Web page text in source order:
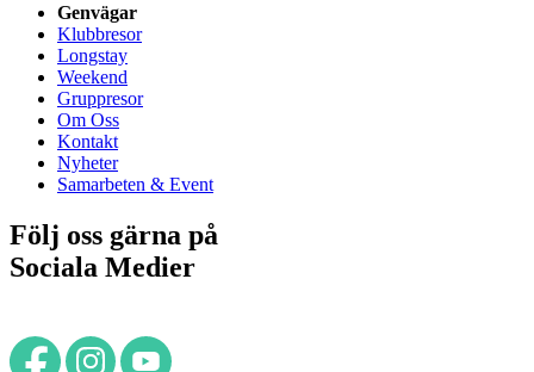
Genvägar
Klubbresor
Longstay
Weekend
Gruppresor
Om Oss
Kontakt
Nyheter
Samarbeten & Event
Följ oss gärna på
Sociala Medier